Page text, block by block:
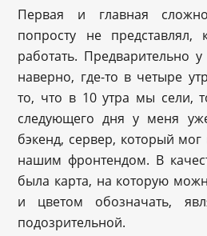
Первая и главная
попросту не
работать. Предварительно
наверно, где-то в четыре
то, что в 10 утра мы сели,
следующего дня у меня
бэкенд, сервер, который мог
нашим фронтендом. В
была карта, на которую
и цветом обозначать,
подозрительной.